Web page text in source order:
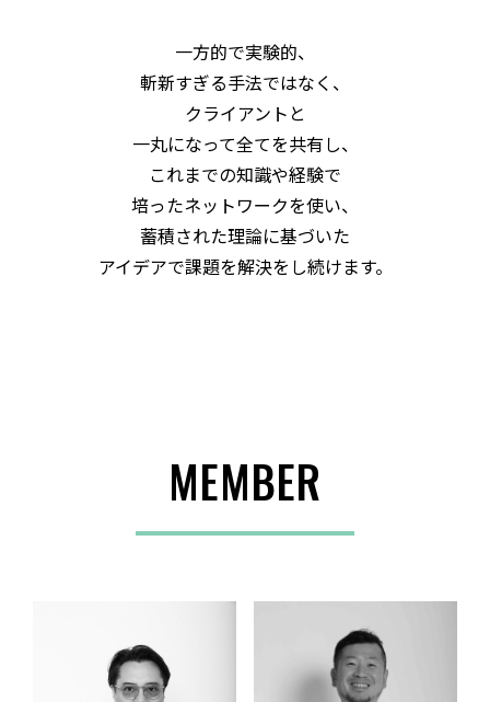
一方的で実験的、
斬新すぎる手法ではなく、
クライアントと
一丸になって全てを共有し、
これまでの知識や経験で
培ったネットワークを使い、
蓄積された理論に基づいた
アイデアで課題を解決をし続けます。
MEMBER